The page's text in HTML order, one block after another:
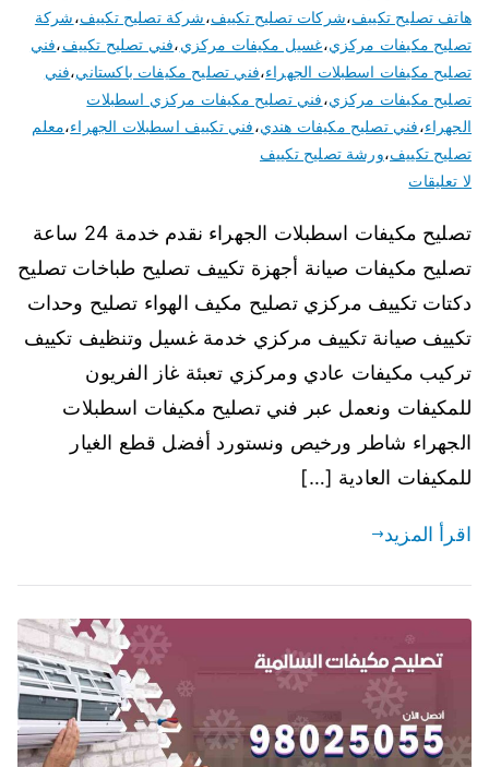
هاتف تصليح تكييف،شركات تصليح تكييف،شركة تصليح تكييف،شركة
تصليح مكيفات مركزي،غسيل مكيفات مركزي،فني تصليح تكييف،فني
تصليح مكيفات اسطبلات الجهراء،فني تصليح مكيفات باكستاني،فني
تصليح مكيفات مركزي،فني تصليح مكيفات مركزي اسطبلات
الجهراء،فني تصليح مكيفات هندي،فني تكييف اسطبلات الجهراء،معلم
تصليح تكييف،ورشة تصليح تكييف
لا تعليقات
تصليح مكيفات اسطبلات الجهراء نقدم خدمة 24 ساعة
تصليح مكيفات صيانة أجهزة تكييف تصليح طباخات تصليح
دكتات تكييف مركزي تصليح مكيف الهواء تصليح وحدات
تكييف صيانة تكييف مركزي خدمة غسيل وتنظيف تكييف
تركيب مكيفات عادي ومركزي تعبئة غاز الفريون
للمكيفات ونعمل عبر فني تصليح مكيفات اسطبلات
الجهراء شاطر ورخيص ونستورد أفضل قطع الغيار
للمكيفات العادية […]
اقرأ المزيد